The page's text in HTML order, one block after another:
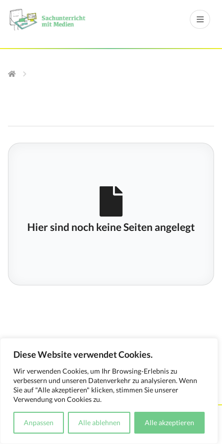
Diese Website verwendet Cookies.
Wir verwenden Cookies, um Ihr Browsing-Erlebnis zu
verbessern und unseren Datenverkehr zu analysieren. Wenn
Sie auf "Alle akzeptieren" klicken, stimmen Sie unserer
Verwendung von Cookies zu.
Anpassen Alle ablehnen Alle akzeptieren
Hier sind noch keine Seiten angelegt
Kontakt Impressum Datenschutzerklärung
Medienverwendungsnachweis